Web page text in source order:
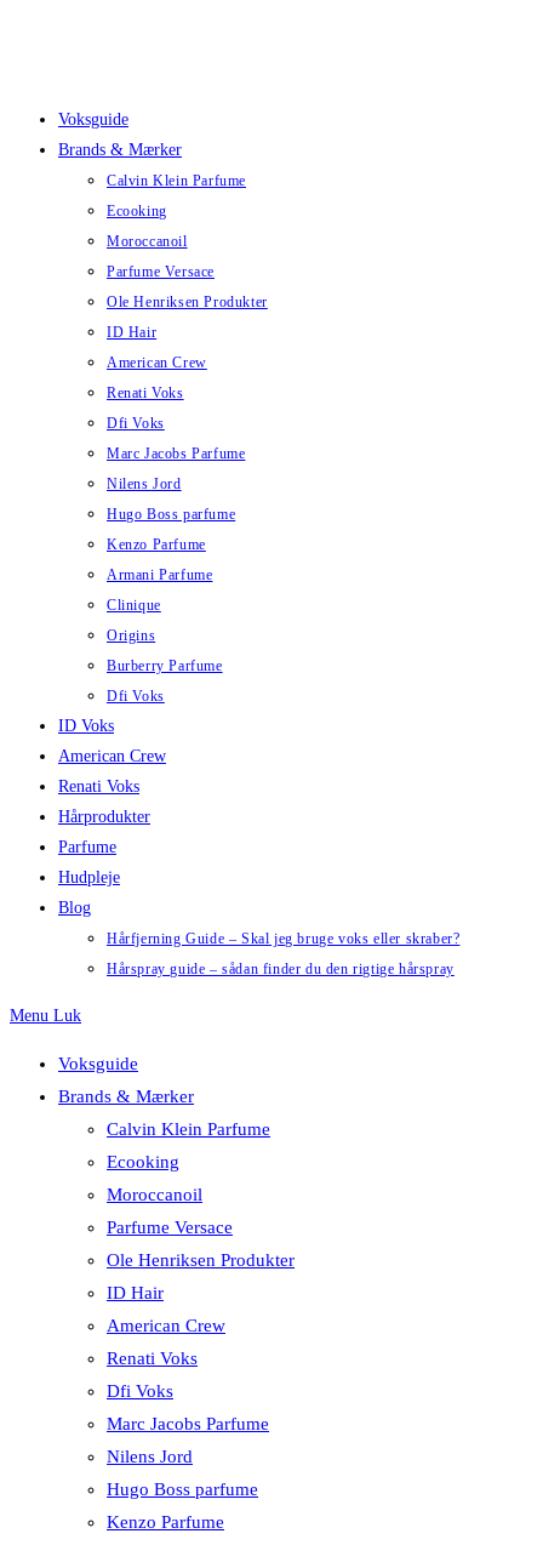
Voksguide
Brands & Mærker
Calvin Klein Parfume
Ecooking
Moroccanoil
Parfume Versace
Ole Henriksen Produkter
ID Hair
American Crew
Renati Voks
Dfi Voks
Marc Jacobs Parfume
Nilens Jord
Hugo Boss parfume
Kenzo Parfume
Armani Parfume
Clinique
Origins
Burberry Parfume
Dfi Voks
ID Voks
American Crew
Renati Voks
Hårprodukter
Parfume
Hudpleje
Blog
Hårfjerning Guide – Skal jeg bruge voks eller skraber?
Hårspray guide – sådan finder du den rigtige hårspray
Menu Luk
Voksguide
Brands & Mærker
Calvin Klein Parfume
Ecooking
Moroccanoil
Parfume Versace
Ole Henriksen Produkter
ID Hair
American Crew
Renati Voks
Dfi Voks
Marc Jacobs Parfume
Nilens Jord
Hugo Boss parfume
Kenzo Parfume